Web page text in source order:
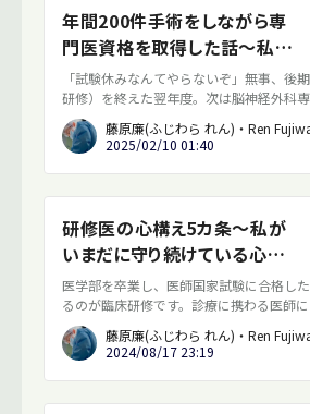
ませんでした。
年間200件手術をしながら専
門医資格を取得した話〜私の
脳神経外科専門医・脳神経血
管内治療専門医試験攻略法〜
「試験休みなんてやらないぞ」無事、後
研修）を終えた翌年度。次は脳神経外科
ればというときのことです。指導医の先
2025/02/10 01:40
研修医の心構え5カ条〜私が
いまだに守り続けている心構
え〜
医学部を卒業し、医師国家試験に合格し
るのが臨床研修です。診療に携わる医師
受けなければならないと法律で定められ
あり、基本的な診療能力を身につけるだ
師としての人格を養い、社会的役割を認
す（厚生労働省「医師臨床研修指導ガイ
版－」を参照）。臨床研修が終わると、3
2024/08/17 23:19